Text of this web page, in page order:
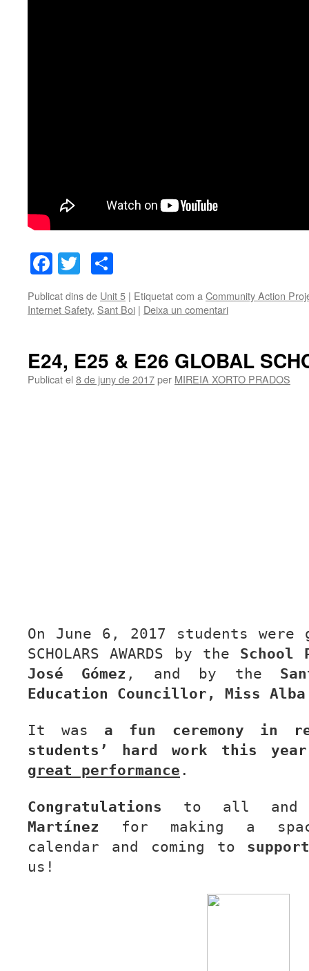
Facebook
Twitter
Publicat dins de Unit 5 | Etiquetat com aCommunity Action
Internet Safety, Sant Boi | Deixa un comentari
E24, E25 & E26 GLOBAL
Publicat el 8 de juny de 2017per MIREIA XORTO PRADOS
On June 6, 2017 students were
SCHOLARS AWARDS by the School
José Gómez , and by the
Education Councillor, Miss
It was a fun ceremony in
students’ hard work this year
great performance .
Congratulations to all
Martínez for making a
calendar and coming to
us!